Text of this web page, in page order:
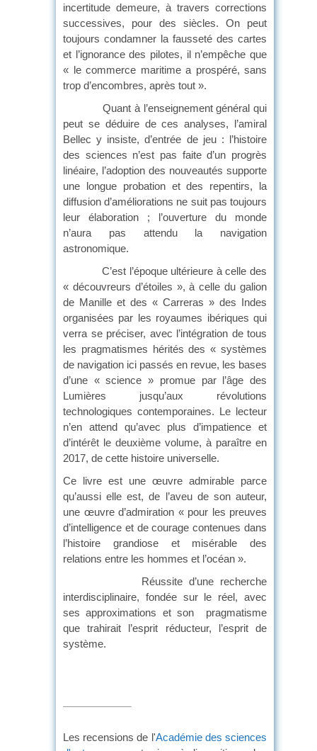
incertitude demeure, à travers corrections
successives, pour des siècles. On peut
toujours condamner la fausseté des cartes
et l’ignorance des pilotes, il n’empêche que
« le commerce maritime a prospéré, sans
trop d’encombres, après tout ».
Quant à l’enseignement général qui
peut se déduire de ces analyses, l’amiral
Bellec y insiste, d’entrée de jeu : l’histoire
des sciences n’est pas faite d’un progrès
linéaire, l’adoption des nouveautés supporte
une longue probation et des repentirs, la
diffusion d’améliorations ne suit pas toujours
leur élaboration ; l’ouverture du monde
n’aura pas attendu la navigation
astronomique.
C’est l’époque ultérieure à celle des
« découvreurs d’étoiles », à celle du galion
de Manille et des « Carreras » des Indes
organisées par les royaumes ibériques qui
verra se préciser, avec l’intégration de tous
les pragmatismes hérités des « systèmes
de navigation ici passés en revue, les bases
d’une « science » promue par l’âge des
Lumières jusqu’aux révolutions
technologiques contemporaines. Le lecteur
n’en attend qu’avec plus d’impatience et
d’intérêt le deuxième volume, à paraître en
2017, de cette histoire universelle.
Ce livre est une œuvre admirable parce
qu’aussi elle est, de l’aveu de son auteur,
une œuvre d’admiration « pour les preuves
d’intelligence et de courage contenues dans
l’histoire grandiose et misérable des
relations entre les hommes et l’océan ».
Réussite d’une recherche
interdisciplinaire, fondée sur le réel, avec
ses approximations et son pragmatisme
que trahirait l’esprit réducteur, l’esprit de
Les recensions de l'Académie des sciences